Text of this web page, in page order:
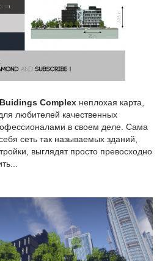
Complex неплохая карта,
любителей качественных
в своем деле. Сама
сеть так называемых зданий,
выглядят просто превосходно